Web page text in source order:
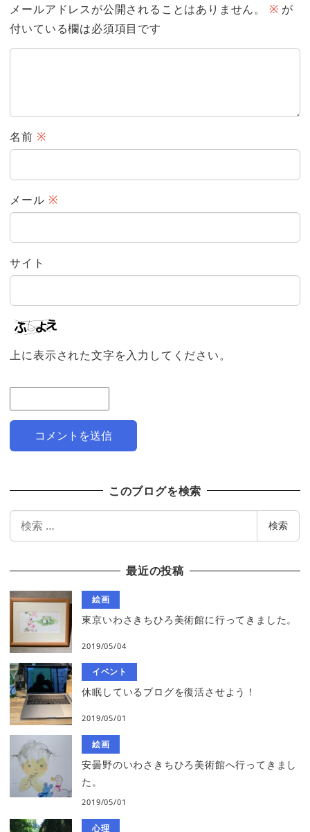
メールアドレスが公開されることはありません。 ※ が
付いている欄は必須項目です
名前 ※
メール ※
サイト
上に表示された文字を入力してください。
このブログを検索
索
検索
最近の投稿
絵画
東京いわさきちひろ美術館に行ってきました。
2019/05/04
イベント
休眠しているブログを復活させよう！
2019/05/01
絵画
安曇野のいわさきちひろ美術館へ行ってきまし
た。
2019/05/01
心理